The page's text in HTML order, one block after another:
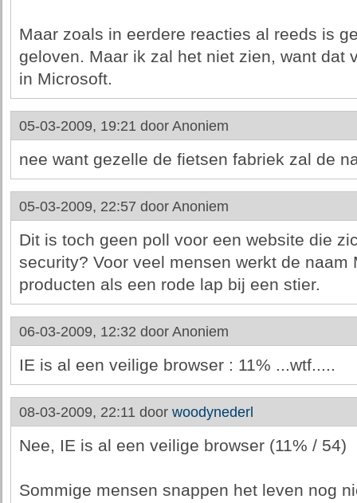
Maar zoals in eerdere reacties al reeds is
geloven. Maar ik zal het niet zien, want dat
in Microsoft.
05-03-2009, 19:21 door Anoniem
nee want gezelle de fietsen fabriek zal de
05-03-2009, 22:57 door Anoniem
Dit is toch geen poll voor een website die
security? Voor veel mensen werkt de naam
producten als een rode lap bij een stier.
06-03-2009, 12:32 door Anoniem
IE is al een veilige browser : 11% ...wtf.....
08-03-2009, 22:11 door woodynederl
Nee, IE is al een veilige browser (11% / 54)
Sommige mensen snappen het leven nog